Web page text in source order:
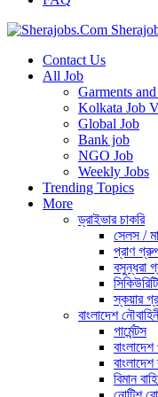
Contact Us
All Job
Garments
Kolkata Job
Global Job
Bank job
NGO Job
Weekly Jobs
Trending Topics
More
ড্রাইভার চাকরি
সেলস /
প্রাণ
বসুন্ধরা
স্কয়ার
বাংলাদেশ
গার্মেন্টস
বিমান